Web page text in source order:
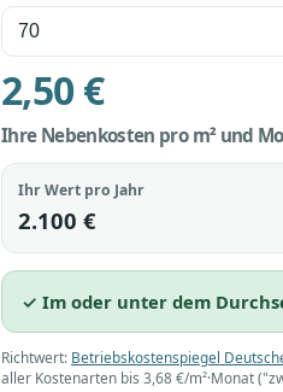
2,50 €
Ihre Nebenkosten pro m² und
Ihr Wert pro Jahr
2.100 €
✓ Im oder unter dem
Richtwert: Betriebskostenspiegel
aller Kostenarten bis 3,68 €/m²·Monat